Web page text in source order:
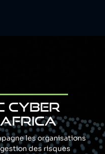
CYBER
les organisations
des risques